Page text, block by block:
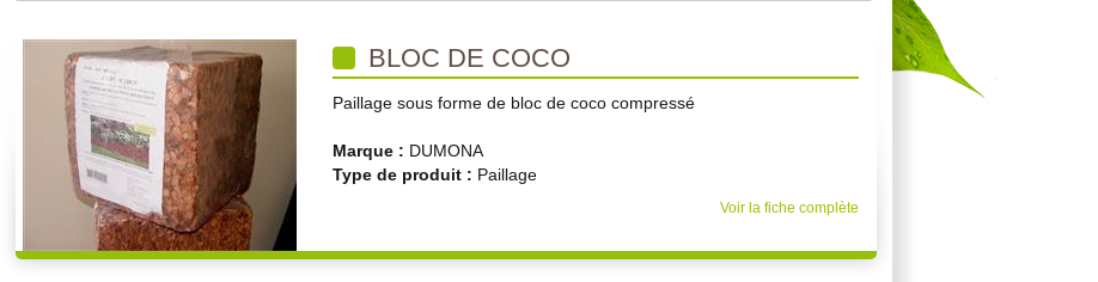
BLOC DE COCO
Paillage sous forme de bloc de coco compressé
Marque : DUMONA
Type de produit : Paillage
Voir la fiche complète